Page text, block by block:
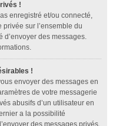
!
enregistré et/ou connecté,
privée sur l’ensemble du
d’envoyer des messages.
!
envoyer des messages en
de votre messagerie
abusifs d’un utilisateur en
a la possibilité
des messages privés.